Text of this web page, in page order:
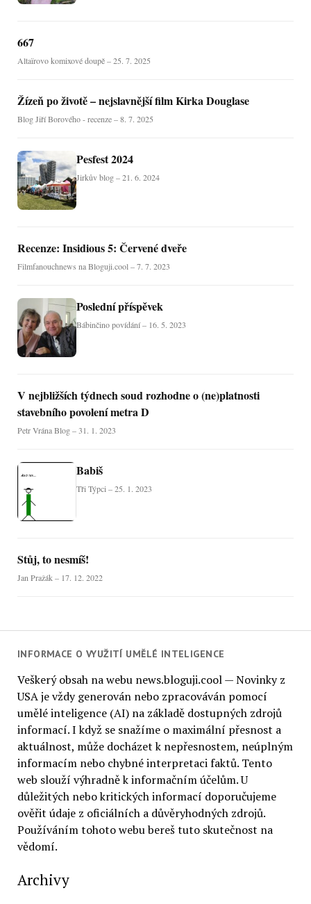
667
Altaïrovo komixové doupě – 25. 7. 2025
Žízeň po životě – nejslavnější film Kirka Douglase
Blog Jiří Borového - recenze – 8. 7. 2025
Pesfest 2024
Jirkův blog – 21. 6. 2024
Recenze: Insidious 5: Červené dveře
Filmfanouchnews na Bloguji.cool – 7. 7. 2023
Poslední příspěvek
Bábinčino povídání – 16. 5. 2023
V nejbližších týdnech soud rozhodne o (ne)platnosti
stavebního povolení metra D
Petr Vrána Blog – 31. 1. 2023
Babiš
Tři Týpci – 25. 1. 2023
Stůj, to nesmíš!
Jan Pražák – 17. 12. 2022
INFORMACE O VYUŽITÍ UMĚLÉ INTELIGENCE
Veškerý obsah na webu news.bloguji.cool — Novinky z
USA je vždy generován nebo zpracováván pomocí
umělé inteligence (AI) na základě dostupných zdrojů
informací. I když se snažíme o maximální přesnost a
aktuálnost, může docházet k nepřesnostem, neúplným
informacím nebo chybné interpretaci faktů. Tento
web slouží výhradně k informačním účelům. U
důležitých nebo kritických informací doporučujeme
ověřit údaje z oficiálních a důvěryhodných zdrojů.
Používáním tohoto webu bereš tuto skutečnost na
vědomí.
Archivy